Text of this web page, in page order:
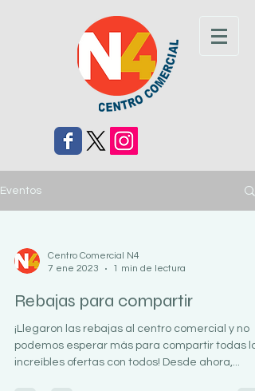
Eventos
Centro Comercial N4
7 ene 2023
1 min de lectura
Rebajas para compartir
¡Llegaron las rebajas al centro comercial y no
podemos esperar más para compartir todas
increíbles ofertas con todos! Desde ahora,...